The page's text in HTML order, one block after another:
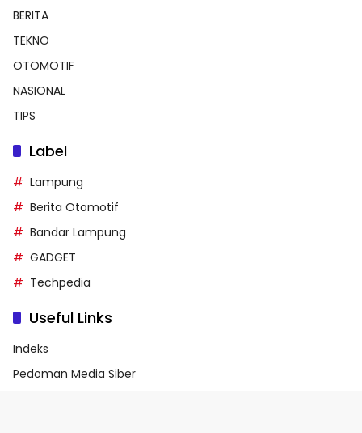
BERITA
TEKNO
OTOMOTIF
NASIONAL
TIPS
Label
Lampung
Berita Otomotif
Bandar Lampung
GADGET
Techpedia
Useful Links
Indeks
Pedoman Media Siber